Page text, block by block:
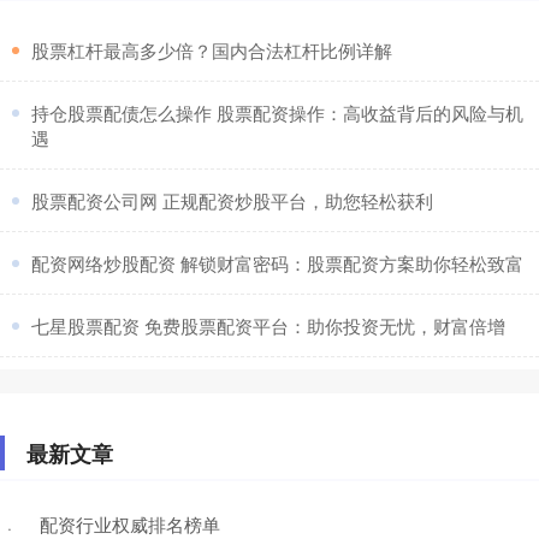
​股票杠杆最高多少倍？国内合法杠杆比例详解
​持仓股票配债怎么操作 股票配资操作：高收益背后的风险与机
遇
​股票配资公司网 正规配资炒股平台，助您轻松获利
​配资网络炒股配资 解锁财富密码：股票配资方案助你轻松致富
​七星股票配资 免费股票配资平台：助你投资无忧，财富倍增
最新文章
· 配资行业权威排名榜单